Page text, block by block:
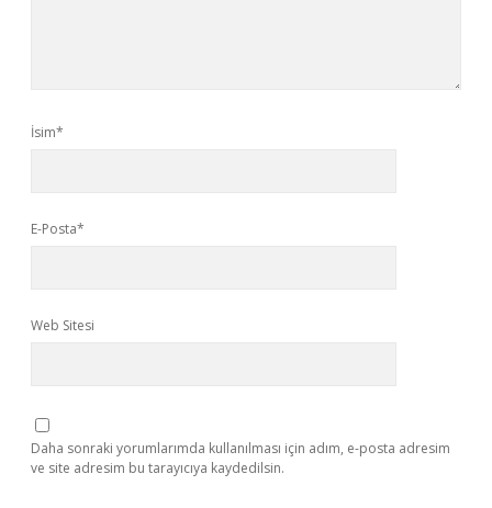
İsim*
E-Posta*
Web Sitesi
Daha sonraki yorumlarımda kullanılması için adım, e-posta adresim
ve site adresim bu tarayıcıya kaydedilsin.